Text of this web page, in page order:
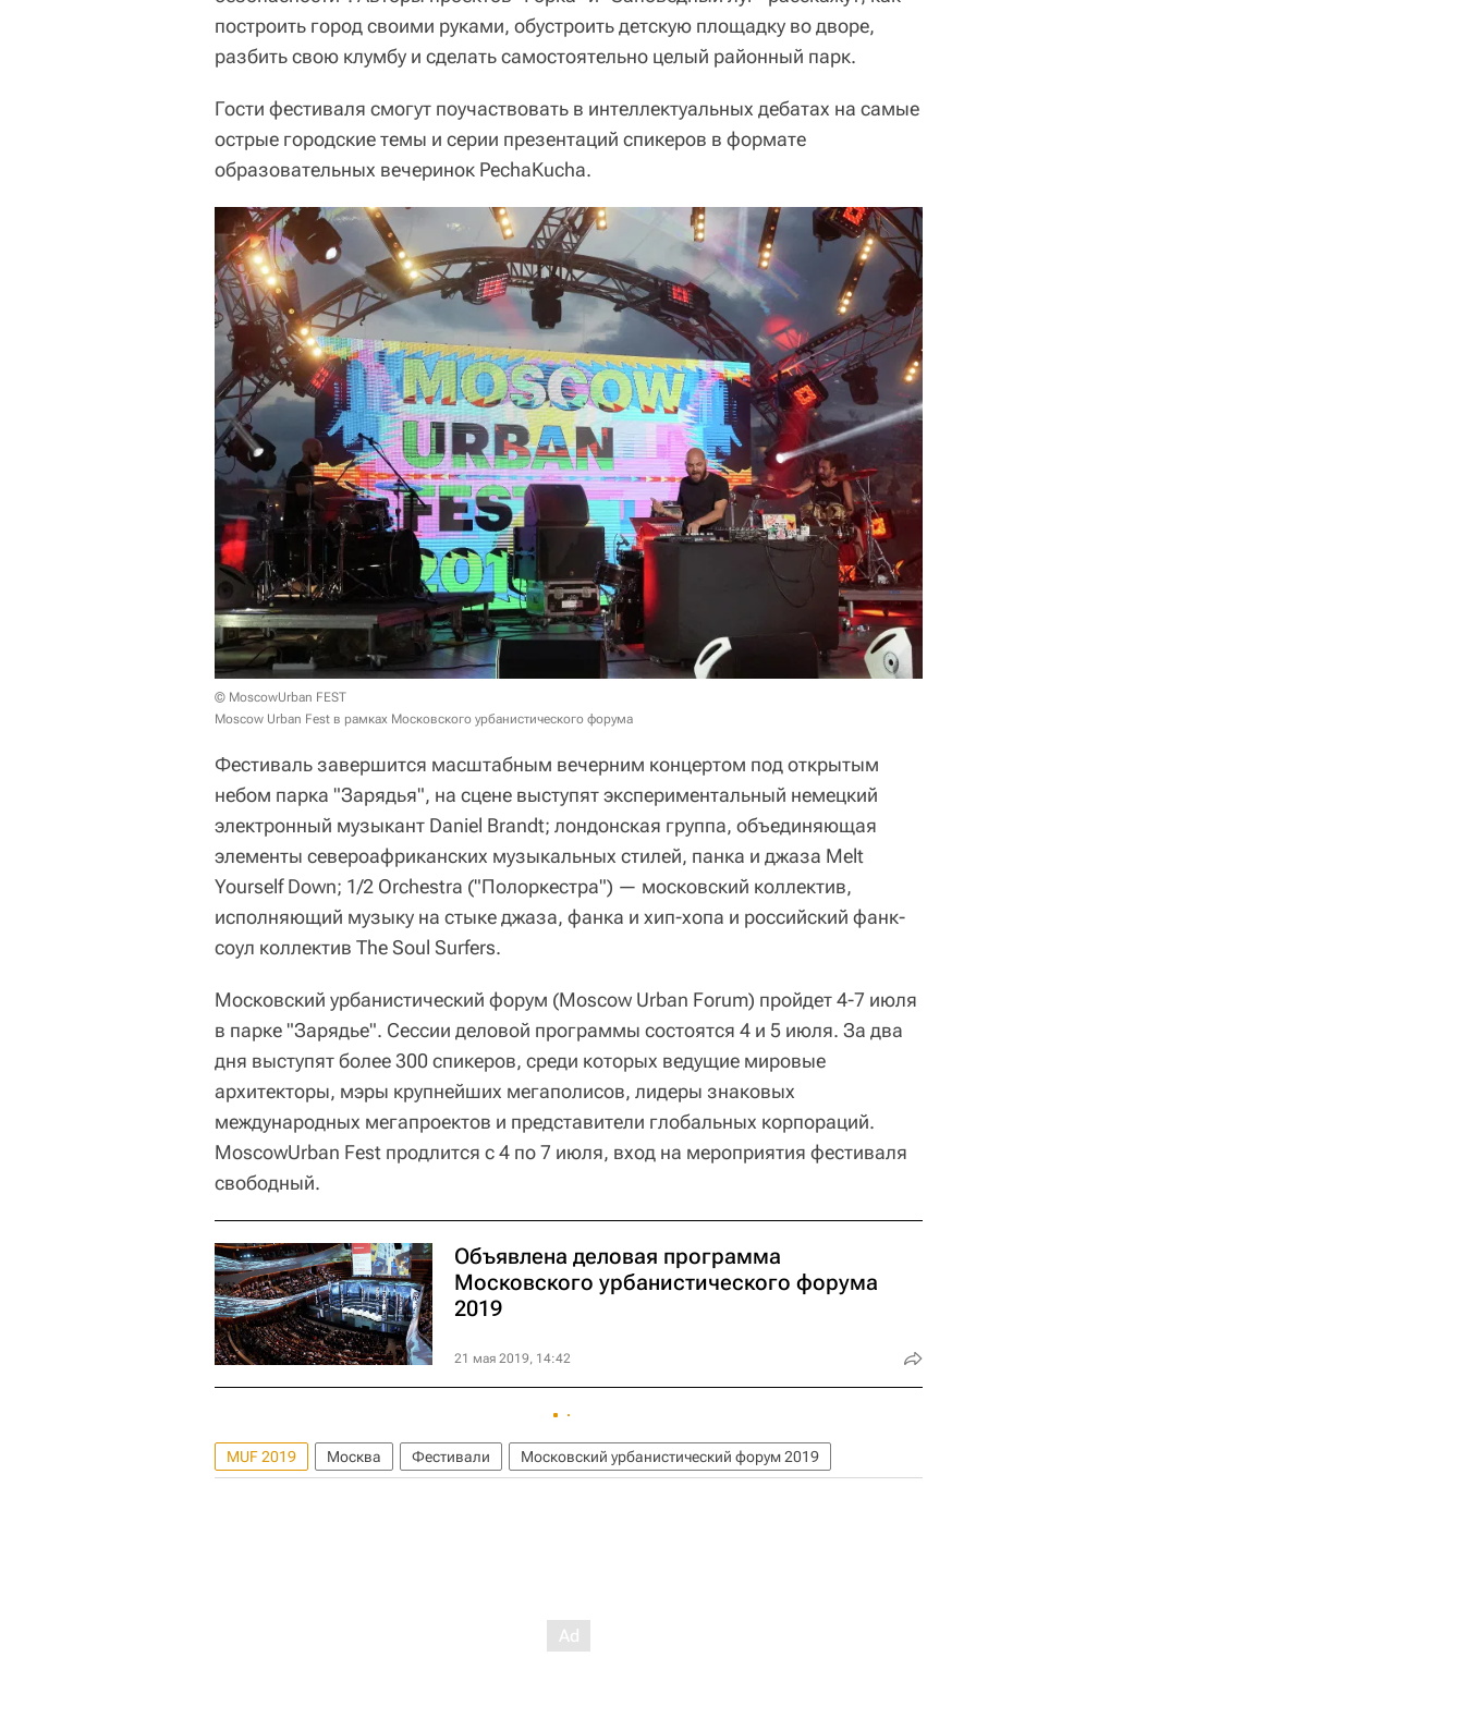
построить город своими руками, обустроить детскую площадку во дворе,
разбить свою клумбу и сделать самостоятельно целый районный парк.
Гости фестиваля смогут поучаствовать в интеллектуальных дебатах на самые
острые городские темы и серии презентаций спикеров в формате
образовательных вечеринок PechaKucha.
© MoscowUrban FEST
Moscow Urban Fest в рамках Московского урбанистического форума
Фестиваль завершится масштабным вечерним концертом под открытым
небом парка "Зарядья", на сцене выступят экспериментальный немецкий
электронный музыкант Daniel Brandt; лондонская группа, объединяющая
элементы североафриканских музыкальных стилей, панка и джаза Melt
Yourself Down; 1/2 Orchestra ("Полоркестра") — московский коллектив,
исполняющий музыку на стыке джаза, фанка и хип-хопа и российский фанк-
соул коллектив The Soul Surfers.
Московский урбанистический форум (Moscow Urban Forum) пройдет 4-7 июля
в парке "Зарядье". Сессии деловой программы состоятся 4 и 5 июля. За два
дня выступят более 300 спикеров, среди которых ведущие мировые
архитекторы, мэры крупнейших мегаполисов, лидеры знаковых
международных мегапроектов и представители глобальных корпораций.
MoscowUrban Fest продлится с 4 по 7 июля, вход на мероприятия фестиваля
свободный.
Объявлена деловая программа
Московского урбанистического форума
2019
21 мая 2019, 14:42
MUF 2019 Москва Фестивали Московский урбанистический форум 2019